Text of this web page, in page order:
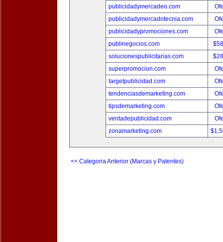
publicidadymercadeo.com
publicidadymercadotecnia.com
publicidadypromociones.com
publinegocios.com
solucionespublicitarias.com
superpromocion.com
targetpublicidad.com
tendenciasdemarketing.com
tipsdemarketing.com
ventadepublicidad.com
zonamarketing.com
<< Categoria Anterior (Marcas y Patentes)